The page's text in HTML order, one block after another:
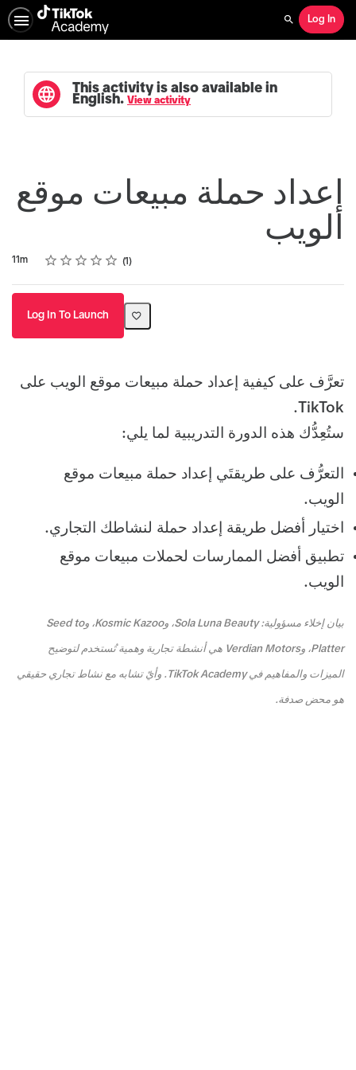
Search
Log In
This activity is also available in
English. View activity
إعداد حملة مبيعات موقع
الويب
Duration
11m Rating
1 star
2 stars
3 stars
4 stars
5 stars
Average rating: 5.0 1
1 review
Log In To Launch
تعرَّف على كيفية إعداد حملة مبيعات موقع الويب على
TikTok.
ستُعِدُّك هذه الدورة التدريبية لما يلي:
التعرُّف على طريقتَي إعداد حملة مبيعات موقع
الويب.
اختيار أفضل طريقة إعداد حملة لنشاطك التجاري.
تطبيق أفضل الممارسات لحملات مبيعات موقع
الويب.
بيان إخلاء مسؤولية: Sola Luna Beauty، وKosmic Kazoo، وSeed to
Platter، وVerdian Motors هي أنشطة تجارية وهمية تُستخدم لتوضيح
الميزات والمفاهيم في TikTok Academy. وأيّ تشابه مع نشاط تجاري حقيقي
هو محض صدفة.